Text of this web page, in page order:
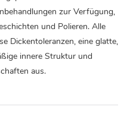
zur Verfügung,
und Polieren. Alle
Dickentoleranzen, eine glatte,
innere Struktur und
aus.